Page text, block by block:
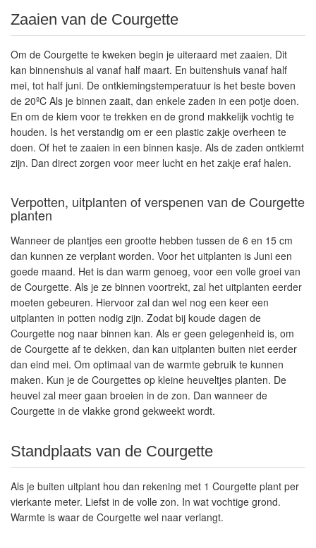
Zaaien van de Courgette
Om de Courgette te kweken begin je uiteraard met zaaien. Dit
kan binnenshuis al vanaf half maart. En buitenshuis vanaf half
mei, tot half juni. De ontkiemingstemperatuur is het beste boven
de 20ºC Als je binnen zaait, dan enkele zaden in een potje doen.
En om de kiem voor te trekken en de grond makkelijk vochtig te
houden. Is het verstandig om er een plastic zakje overheen te
doen. Of het te zaaien in een binnen kasje. Als de zaden ontkiemt
zijn. Dan direct zorgen voor meer lucht en het zakje eraf halen.
Verpotten, uitplanten of verspenen van de Courgette
planten
Wanneer de plantjes een grootte hebben tussen de 6 en 15 cm
dan kunnen ze verplant worden. Voor het uitplanten is Juni een
goede maand. Het is dan warm genoeg, voor een volle groei van
de Courgette. Als je ze binnen voortrekt, zal het uitplanten eerder
moeten gebeuren. Hiervoor zal dan wel nog een keer een
uitplanten in potten nodig zijn. Zodat bij koude dagen de
Courgette nog naar binnen kan. Als er geen gelegenheid is, om
de Courgette af te dekken, dan kan uitplanten buiten niet eerder
dan eind mei. Om optimaal van de warmte gebruik te kunnen
maken. Kun je de Courgettes op kleine heuveltjes planten. De
heuvel zal meer gaan broeien in de zon. Dan wanneer de
Courgette in de vlakke grond gekweekt wordt.
Standplaats van de Courgette
Als je buiten uitplant hou dan rekening met 1 Courgette plant per
vierkante meter. Liefst in de volle zon. In wat vochtige grond.
Warmte is waar de Courgette wel naar verlangt.